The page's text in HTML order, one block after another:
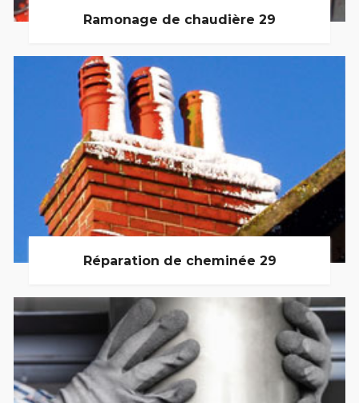
Ramonage de chaudière 29
Réparation de cheminée 29